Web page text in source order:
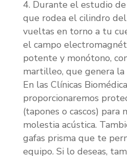
Durante el estudio
que rodea el cilindro del
vueltas en torno a tu
el campo
potente y monótono,
martilleo, que genera la
En las Clínicas
proporcionaremos
(tapones o cascos) para
molestia acústica.
gafas prisma que te
equipo. Si lo deseas,